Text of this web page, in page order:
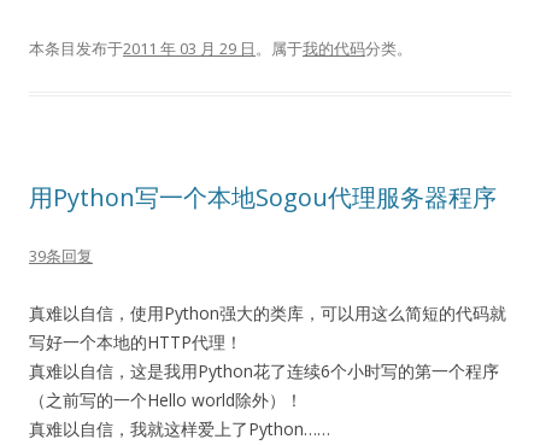
本条目发布于2011 年 03 月 29 日。属于我的代码分类。
用Python写一个本地Sogou代理服务器程序
39条回复
真难以自信，使用Python强大的类库，可以用这么简短的代码就
写好一个本地的HTTP代理！
真难以自信，这是我用Python花了连续6个小时写的第一个程序
（之前写的一个Hello world除外）！
真难以自信，我就这样爱上了Python……